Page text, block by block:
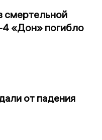
смертельной
4 «Дон» погибло
от падения